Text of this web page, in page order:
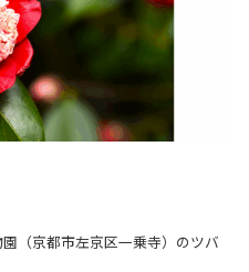
（京都市左京区一乗寺）のツバ